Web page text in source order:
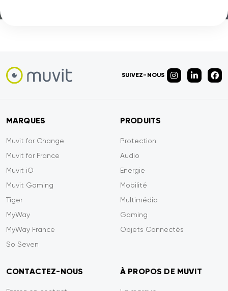
SUIVEZ-NOUS
MARQUES
Muvit for Change
Muvit for France
Muvit iO
Muvit Gaming
Tiger
MyWay
MyWay France
So Seven
PRODUITS
Protection
Audio
Energie
Mobilité
Multimédia
Gaming
Objets Connectés
CONTACTEZ-NOUS À PROPOS DE MUVIT